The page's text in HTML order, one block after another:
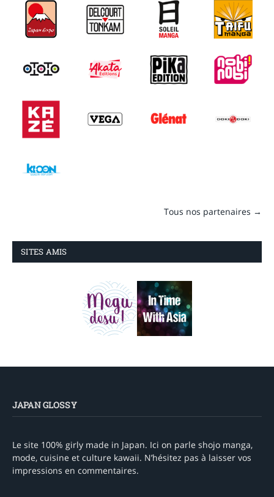
Tous nos partenaires →
SITES AMIS
JAPAN GLOSSY
Le site 100% girly made in Japan. Ici on parle shojo manga,
mode, cuisine et culture kawaii. N’hésitez pas à laisser vos
impressions en commentaires.